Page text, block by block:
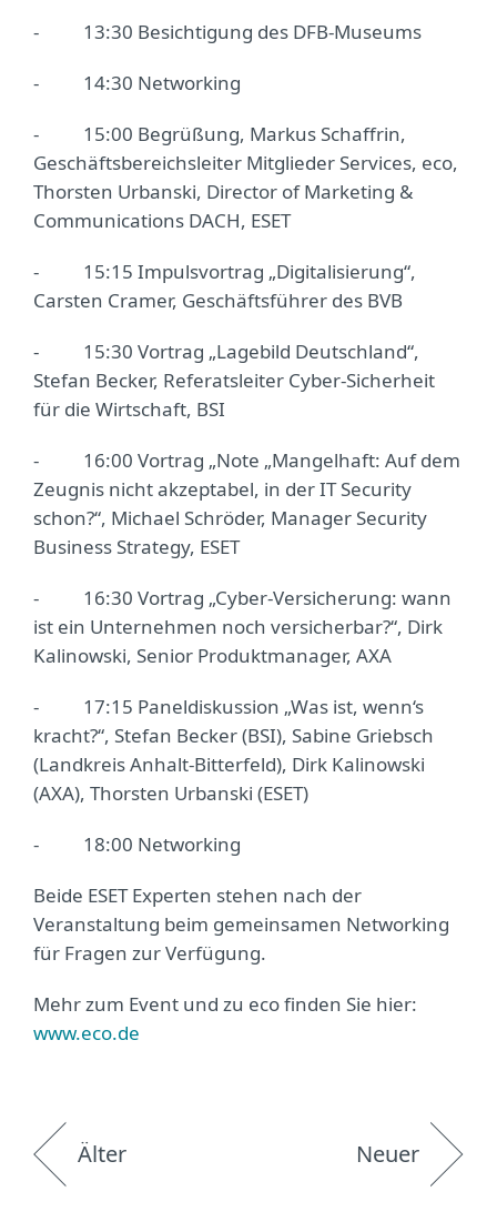
- 13:30 Besichtigung des DFB-Museums
- 14:30 Networking
- 15:00 Begrüßung, Markus Schaffrin,
Geschäftsbereichsleiter Mitglieder Services, eco,
Thorsten Urbanski, Director of Marketing &
Communications DACH, ESET
- 15:15 Impulsvortrag „Digitalisierung“,
Carsten Cramer, Geschäftsführer des BVB
- 15:30 Vortrag „Lagebild Deutschland“,
Stefan Becker, Referatsleiter Cyber-Sicherheit
für die Wirtschaft, BSI
- 16:00 Vortrag „Note „Mangelhaft: Auf dem
Zeugnis nicht akzeptabel, in der IT Security
schon?“, Michael Schröder, Manager Security
Business Strategy, ESET
- 16:30 Vortrag „Cyber-Versicherung: wann
ist ein Unternehmen noch versicherbar?“, Dirk
Kalinowski, Senior Produktmanager, AXA
- 17:15 Paneldiskussion „Was ist, wenn‘s
kracht?“, Stefan Becker (BSI), Sabine Griebsch
(Landkreis Anhalt-Bitterfeld), Dirk Kalinowski
(AXA), Thorsten Urbanski (ESET)
- 18:00 Networking
Beide ESET Experten stehen nach der
Veranstaltung beim gemeinsamen Networking
für Fragen zur Verfügung.
Mehr zum Event und zu eco finden Sie hier:
www.eco.de
Älter Neuer